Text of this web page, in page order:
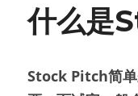
什么是
Stock Pitch简单